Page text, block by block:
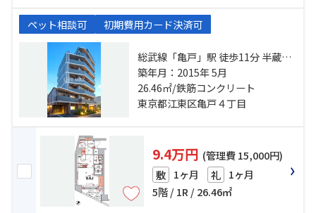
ペット相談可 初期費用カード決済可
総武線「亀戸」駅 徒歩11分 半蔵門
線「押上」駅 徒歩23分 半蔵門線
「錦糸町」駅 徒歩25分
築年月：2015年 5月
26.46㎡/鉄筋コンクリート
東京都江東区亀戸４丁目
9.4万円 (管理費 15,000円)
敷 1ヶ月 礼 1ヶ月
5階 / 1R / 26.46㎡